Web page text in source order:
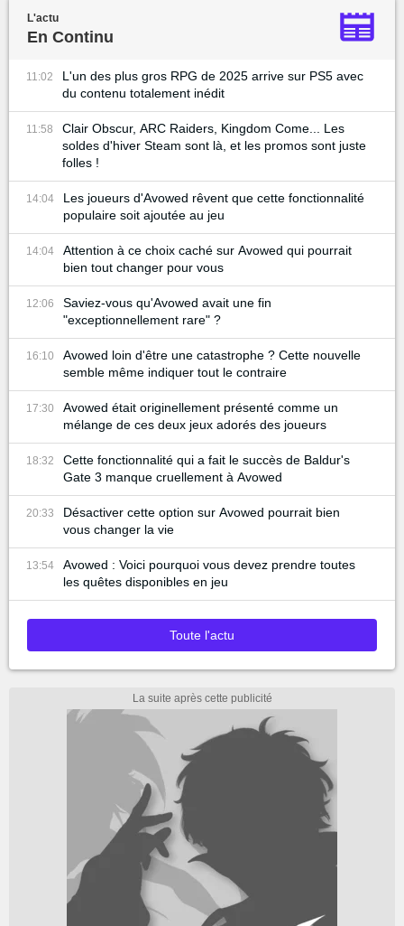
L'actu
En Continu
11:02
L'un des plus gros RPG de 2025 arrive sur PS5 avec
du contenu totalement inédit
11:58
Clair Obscur, ARC Raiders, Kingdom Come... Les
soldes d'hiver Steam sont là, et les promos sont juste
folles !
14:04
Les joueurs d'Avowed rêvent que cette fonctionnalité
populaire soit ajoutée au jeu
14:04
Attention à ce choix caché sur Avowed qui pourrait
bien tout changer pour vous
12:06
Saviez-vous qu'Avowed avait une fin
"exceptionnellement rare" ?
16:10
Avowed loin d'être une catastrophe ? Cette nouvelle
semble même indiquer tout le contraire
17:30
Avowed était originellement présenté comme un
mélange de ces deux jeux adorés des joueurs
18:32
Cette fonctionnalité qui a fait le succès de Baldur's
Gate 3 manque cruellement à Avowed
20:33
Désactiver cette option sur Avowed pourrait bien
vous changer la vie
13:54
Avowed : Voici pourquoi vous devez prendre toutes
les quêtes disponibles en jeu
Toute l'actu